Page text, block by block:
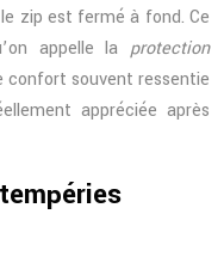
zip est fermé à fond. Ce
appelle la protection
confort souvent ressentie
appréciée après